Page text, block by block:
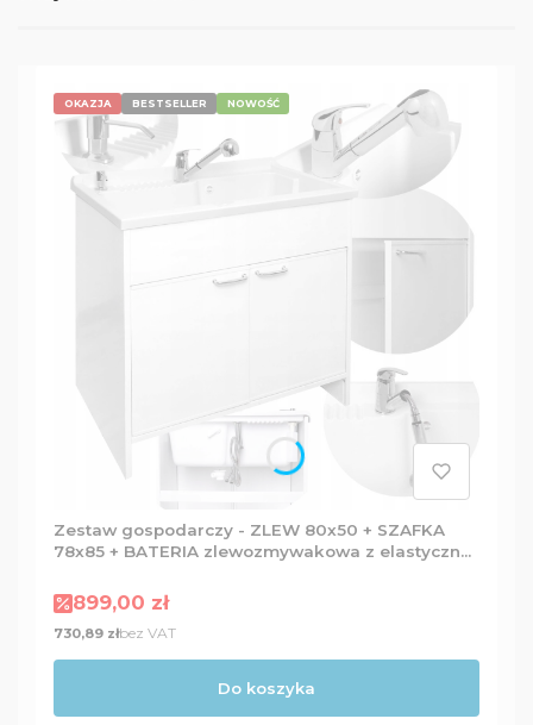
OKAZJA BESTSELLER NOWOŚĆ
Zestaw gospodarczy - ZLEW 80x50 + SZAFKA
78x85 + BATERIA zlewozmywakowa z elastyczną
Cena promocyjna
899,00 zł
Cena
730,89 złbez VAT
Do koszyka